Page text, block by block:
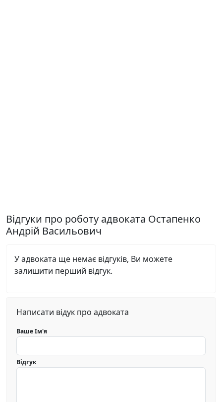
Відгуки про роботу адвоката Остапенко
Андрій Васильович
У адвоката ще немає відгуків, Ви можете
залишити перший відгук.
Написати відук про адвоката
Ваше Ім'я
Відгук